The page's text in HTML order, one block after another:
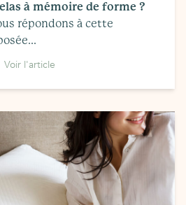
à mémoire de forme ?
répondons à cette
Voir l'article